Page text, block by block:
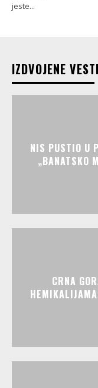
jeste...
IZDVOJENE VESTI
NIS PUSTIO U
„BANATSKO
CRNA